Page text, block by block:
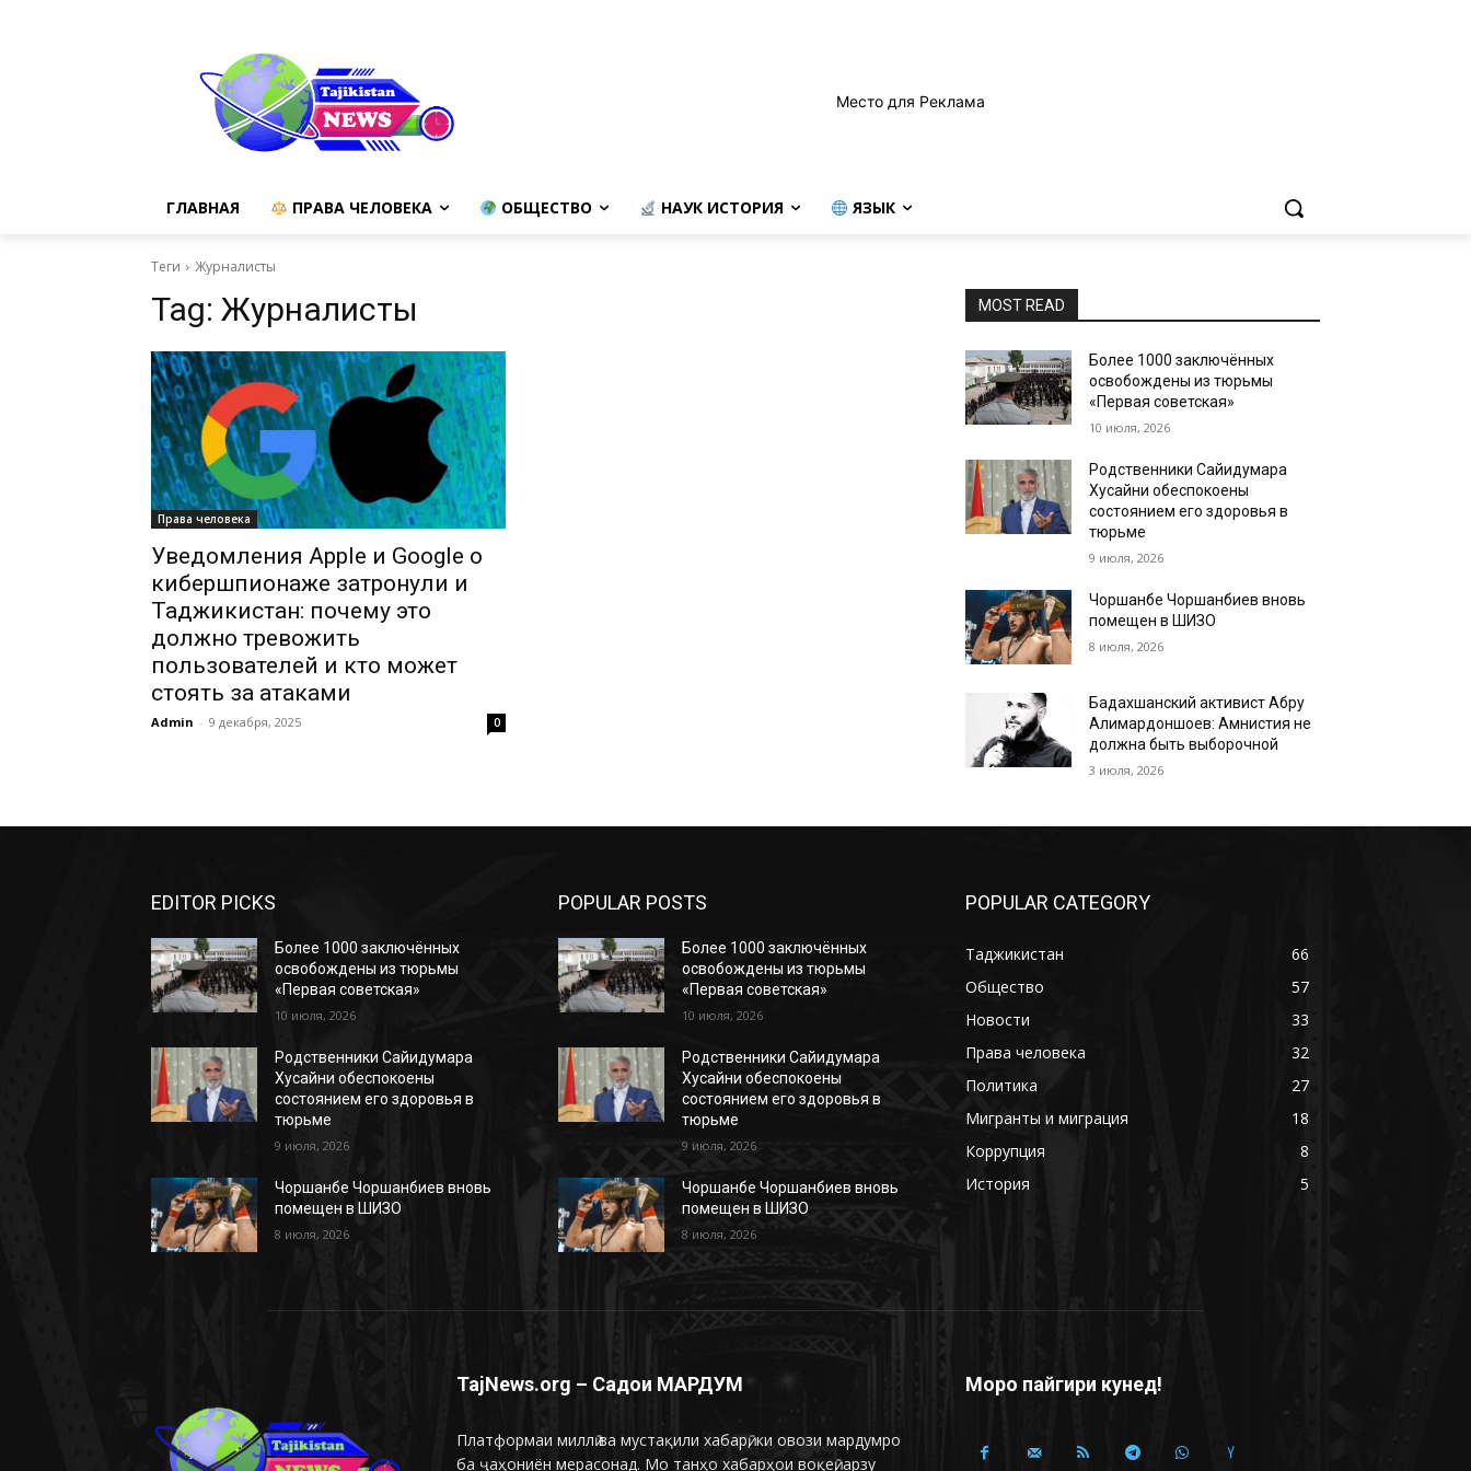
Место для Реклама
ГЛАВНАЯ ПРАВА ЧЕЛОВЕКА ОБЩЕСТВО НАУК ИСТОРИЯ ЯЗЫК
Теги Журналисты
Tag: Журналисты
Права человека
Уведомления Apple и Google о
кибершпионаже затронули и
Таджикистан: почему это
должно тревожить
пользователей и кто может
стоять за атаками
Admin - 9 декабря, 2025 0
MOST READ
Более 1000 заключённых
освобождены из тюрьмы
«Первая советская»
10 июля, 2026
Родственники Сайидумара
Хусайни обеспокоены
состоянием его здоровья в
тюрьме
9 июля, 2026
Чоршанбе Чоршанбиев вновь
помещен в ШИЗО
8 июля, 2026
Бадахшанский активист Абру
Алимардоншоев: Амнистия не
должна быть выборочной
3 июля, 2026
EDITOR PICKS
Более 1000 заключённых
освобождены из тюрьмы
«Первая советская»
10 июля, 2026
Родственники Сайидумара
Хусайни обеспокоены
состоянием его здоровья в
тюрьме
9 июля, 2026
Чоршанбе Чоршанбиев вновь
помещен в ШИЗО
8 июля, 2026
POPULAR POSTS
Более 1000 заключённых
освобождены из тюрьмы
«Первая советская»
10 июля, 2026
Родственники Сайидумара
Хусайни обеспокоены
состоянием его здоровья в
тюрьме
9 июля, 2026
Чоршанбе Чоршанбиев вновь
помещен в ШИЗО
8 июля, 2026
POPULAR CATEGORY
Таджикистан
66
Общество
57
Новости
33
Права человека
32
Политика
27
Мигранты и миграция
18
Коррупция
8
История
5
TajNews.org – Садои МАРДУМ
Платформаи миллӣ ва мустақили хабарӣ, ки овози мардумро
ба ҷаҳониён мерасонад. Мо танҳо хабарҳои воқеӣ, арзу
Моро пайгири кунед!